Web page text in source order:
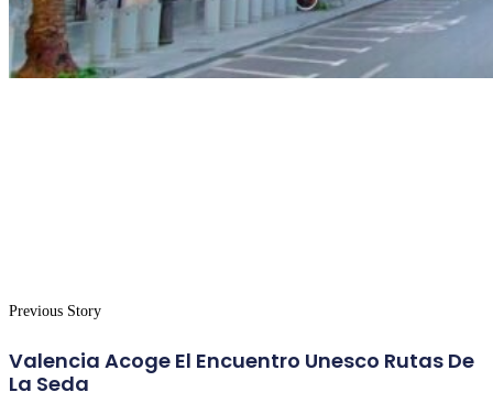
Previous Story
Valencia Acoge El Encuentro Unesco Rutas De
La Seda